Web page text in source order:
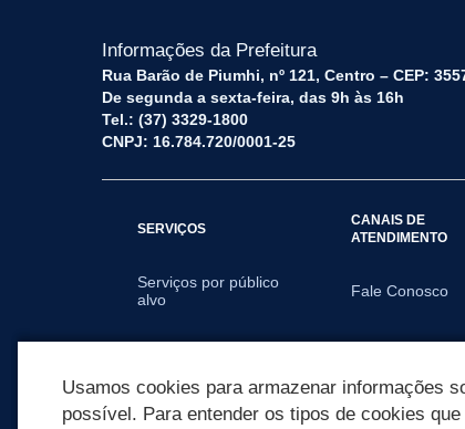
Informações da Prefeitura
Rua Barão de Piumhi, nº 121, Centro – CEP:
De segunda a sexta-feira, das 9h às 16h
Tel.: (37) 3329-1800
CNPJ: 16.784.720/0001-25
SERVIÇOS
Serviços por público
alvo
CANAIS DE
ATENDIMENTO
Fale Conosco
Usamos cookies para armazenar informações
possível. Para entender os tipos de cookies